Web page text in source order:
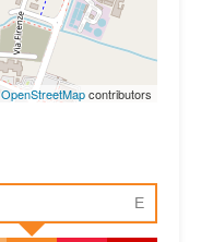
OpenStreetMapcontributors
E